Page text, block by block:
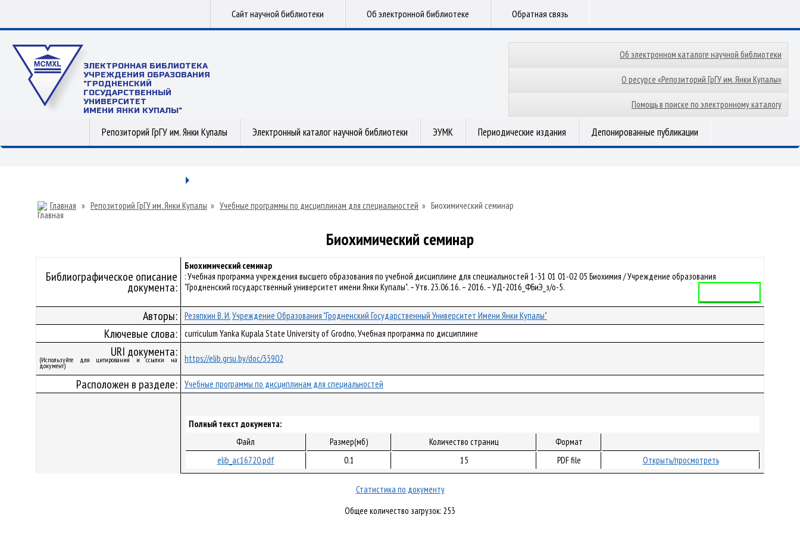
Сайт научной библиотеки Об электронной библиотеке Обратная связь
ЭЛЕКТРОННАЯ БИБЛИОТЕКА
УЧРЕЖДЕНИЯ ОБРАЗОВАНИЯ
"ГРОДНЕНСКИЙ
ГОСУДАРСТВЕННЫЙ
УНИВЕРСИТЕТ
ИМЕНИ ЯНКИ КУПАЛЫ"
Об электронном каталоге научной библиотеки
О ресурсе «Репозиторий ГрГУ им. Янки Купалы»
Помощь в поиске по электронному каталогу
Репозиторий ГрГУ им. Янки Купалы Электронный каталог научной библиотеки ЭУМК Периодические издания Депонированные публикации
Главная » Репозиторий ГрГУ им. Янки Купалы » Учебные программы по дисциплинам для специальностей » Биохимический семинар
Биохимический семинар
Библиографическое описание
документа:
Биохимический семинар
: Учебная программа учреждения высшего образования по учебной дисциплине для специальностей 1-31 01 01-02 05 Биохимия / Учреждение образования
"Гродненский государственный университет имени Янки Купалы". – Утв. 23.06.16. – 2016. – УД-2016_ФБиЭ_з/о-5.
Авторы: Резяпкин В. И.Учреждение Образования "Гродненский Государственный Университет Имени Янки Купалы"
Ключевые слова: curriculum Yanka Kupala State University of Grodno, Учебная программа по дисциплине
URI документа:
(Используйте для цитирования и ссылки на
документ)
https://elib.grsu.by/doc/33902
Расположен в разделе: Учебные программы по дисциплинам для специальностей
Полный текст документа:
Файл
Размер(мб) Количество страниц
Формат
elib_ac16720.pdf
0.1 15 PDF file Открыть/просмотреть
Статистика по документу
Общее количество загрузок: 253